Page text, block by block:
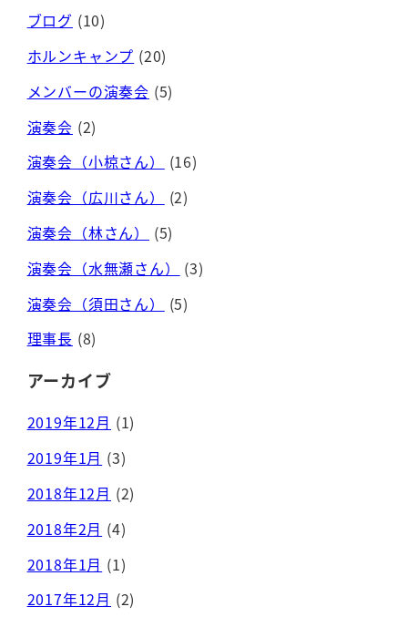
ブログ (10)
ホルンキャンプ (20)
メンバーの演奏会 (5)
演奏会 (2)
演奏会（小椋さん）
(16)
演奏会（広川さん）
(2)
演奏会（林さん）
(5)
演奏会（水無瀬さん）
(3)
演奏会（須田さん）
(5)
理事長 (8)
アーカイブ
2019年12月 (1)
2019年1月 (3)
2018年12月 (2)
2018年2月 (4)
2018年1月 (1)
2017年12月 (2)